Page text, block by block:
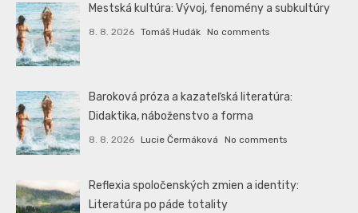
Mestská kultúra: Vývoj, fenomény a subkultúry
8. 8. 2026 Tomáš Hudák No comments
Baroková próza a kazateľská literatúra:
Didaktika, náboženstvo a forma
8. 8. 2026 Lucie Čermáková No comments
Reflexia spoločenských zmien a identity:
Literatúra po páde totality